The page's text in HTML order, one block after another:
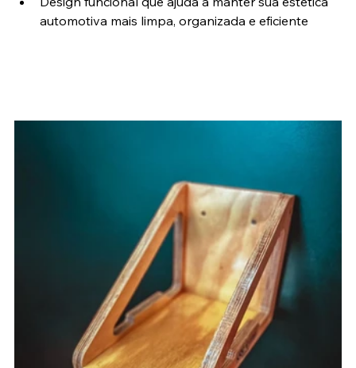
automotiva mais limpa, organizada e eficiente